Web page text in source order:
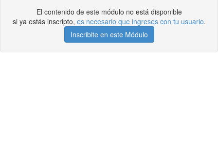
El contenido de este módulo no está disponible
si ya estás inscripto, es necesario que ingreses con tu usuario.
Inscribite en este Módulo